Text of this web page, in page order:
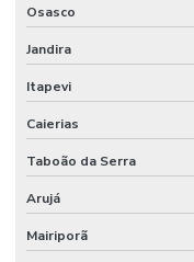
Fornecedor De Aparas
Fornecedor De
Fornecedor De Filme
Fornecedor De Filmes
Osasco
Jandira
Itapevi
Caierias
Taboão da Serra
Arujá
Mairiporã